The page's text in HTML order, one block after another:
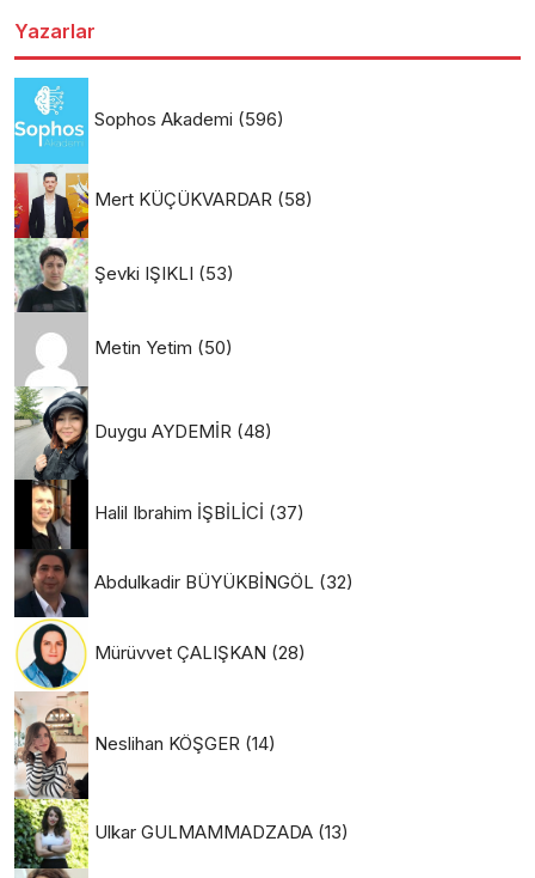
Yazarlar
Sophos Akademi (596)
Mert KÜÇÜKVARDAR (58)
Şevki IŞIKLI (53)
Metin Yetim (50)
Duygu AYDEMİR (48)
Halil Ibrahim İŞBİLİCİ (37)
Abdulkadir BÜYÜKBİNGÖL (32)
Mürüvvet ÇALIŞKAN (28)
Neslihan KÖŞGER (14)
Ulkar GULMAMMADZADA (13)